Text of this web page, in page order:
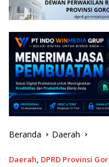
Beranda Daerah
Daerah, DPRD Provinsi